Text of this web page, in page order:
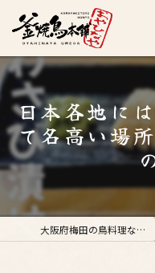
日本各地に
て名高い場
大阪府梅田の鳥料理なら釜焼鳥本舗おやひなや 梅田店